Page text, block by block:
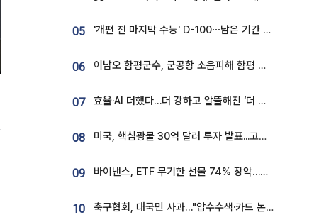
05 '개편 전 마지막 수능' D-100⋯남은 기간 성적 올릴 전략은
06 이남오 함평군수, 군공항 소음피해 함평 보상 요구
07 효율·AI 더했다…더 강하고 알뜰해진 ‘더 뉴 그랜저 하이브리드’ [ET의 모빌리티]
08 미국, 핵심광물 30억 달러 투자 발표...고려아연 대미투자 언급
09 바이낸스, ETF 무기한 선물 74% 장악…한국 레버리지 ETF 거래 급증 [e가상자산]
10 축구협회, 대국민 사과…"압수수색·카드 논란 사죄, 강도 높은 쇄신"